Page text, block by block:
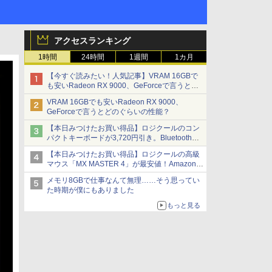
アクセスランキング
1時間 24時間 1週間 1カ月
【今すぐ読みたい！人気記事】VRAM 16GBで
も安いRadeon RX 9000、GeForceで言うとど
のぐらいの性能？ - PC Watch
VRAM 16GBでも安いRadeon RX 9000、
GeForceで言うとどのぐらいの性能？
【本日みつけたお買い得品】ロジクールのコン
パクトキーボードが3,720円引き。Bluetoothで3
台接続対応
【本日みつけたお買い得品】ロジクールの高級
マウス「MX MASTER 4」が最安値！Amazonで
3千円弱の割引
メモリ8GBで仕事なんて無理……そう思ってい
た時期が僕にもありました
もっと見る